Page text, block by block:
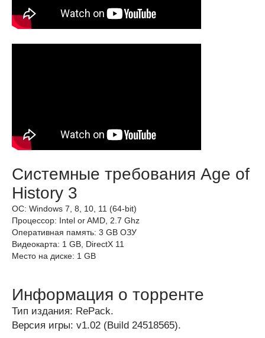
Системные требования Age of
History 3
ОС: Windows 7, 8, 10, 11 (64-bit)
Процессор: Intel or AMD, 2.7 Ghz
Оперативная память: 3 GB ОЗУ
Видеокарта: 1 GB, DirectX 11
Место на диске: 1 GB
Информация о торренте
Тип издания: RePack.
Версия игры: v1.02 (Build 24518565).